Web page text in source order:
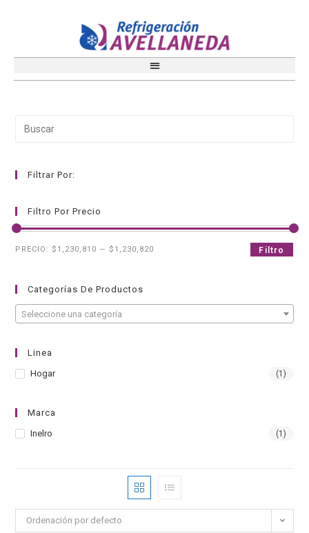
Filtrar Por:
Filtro Por Precio
Filtro
PRECIO:$1,230,810 —$1,230,820
Categorías De Productos
Seleccione una categoría
Linea
Hogar
(1)
Marca
Inelro
(1)
Ordenación por defecto